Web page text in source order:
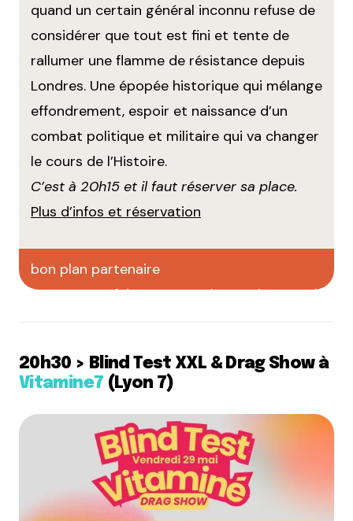
quand un certain général inconnu refuse de
considérer que tout est fini et tente de
rallumer une flamme de résistance depuis
Londres. Une épopée historique qui mélange
effondrement, espoir et naissance d’un
combat politique et militaire qui va changer
le cours de l’Histoire.
C’est à 20h15 et il faut réserver sa place.
Plus d’infos et réservation
bon plan partenaire
faites votre pub sur CityCrunch
20h30 > Blind Test XXL & Drag Show à
Vitamine7 (Lyon 7)